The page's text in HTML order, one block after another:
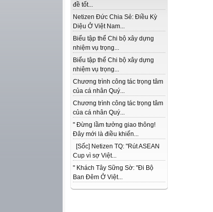
đề tốt...
Netizen Đức Chia Sẻ: Điều Kỳ
Diệu Ở Việt Nam...
Biểu tập thể Chi bộ xây dựng
nhiệm vụ trọng...
Biểu tập thể Chi bộ xây dựng
nhiệm vụ trọng...
Chương trình công tác trọng tâm
của cá nhân Quý...
Chương trình công tác trọng tâm
của cá nhân Quý...
" Đừng lầm tưởng giao thông!
Đây mới là điều khiến...
[Sốc] Netizen TQ: "Rút ASEAN
Cup vì sợ Việt...
" Khách Tây Sững Sờ: "Đi Bộ
Ban Đêm Ở Việt...